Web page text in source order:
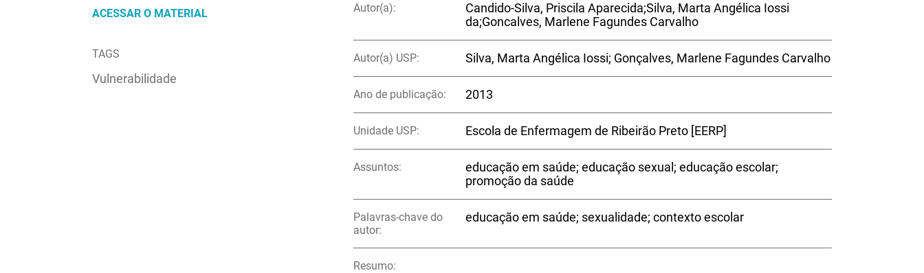
ACESSAR O MATERIAL
TAGS
Vulnerabilidade
Autor(a):
Candido-Silva, Priscila Aparecida;Silva, Marta Angélica Iossi
da;Goncalves, Marlene Fagundes Carvalho
Autor(a) USP: Silva, Marta Angélica Iossi; Gonçalves, Marlene Fagundes Carvalho
Ano de publicação: 2013
Unidade USP: Escola de Enfermagem de Ribeirão Preto [EERP]
Assuntos:
educação em saúde; educação sexual; educação escolar;
promoção da saúde
Palavras-chave do
autor:
educação em saúde; sexualidade; contexto escolar
Resumo: